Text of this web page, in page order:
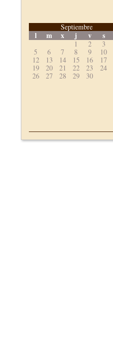
Septiembre
l m x j v s
1 2 3
5
6 7 8 9 10
12
13 14 15 16 17
19
20 21 22 23 24
26
27 28 29 30